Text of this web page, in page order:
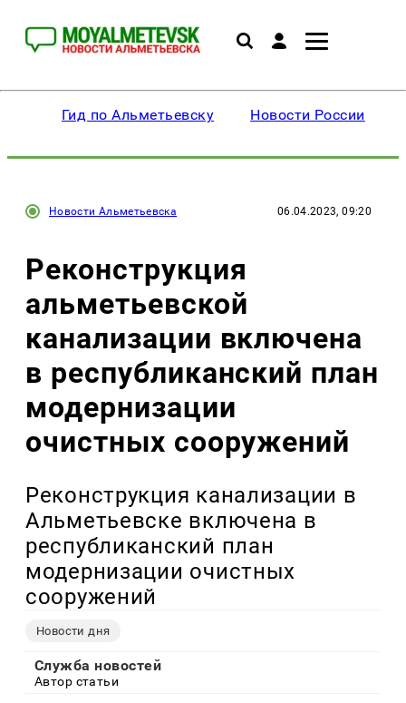
Гид по Альметьевску Новости России
Новости Альметьевска 06.04.2023, 09:20
Реконструкция
альметьевской
канализации включена
в республиканский план
модернизации
очистных сооружений
Реконструкция канализации в
Альметьевске включена в
республиканский план
модернизации очистных
сооружений
Новости дня
Служба новостей
Автор статьи